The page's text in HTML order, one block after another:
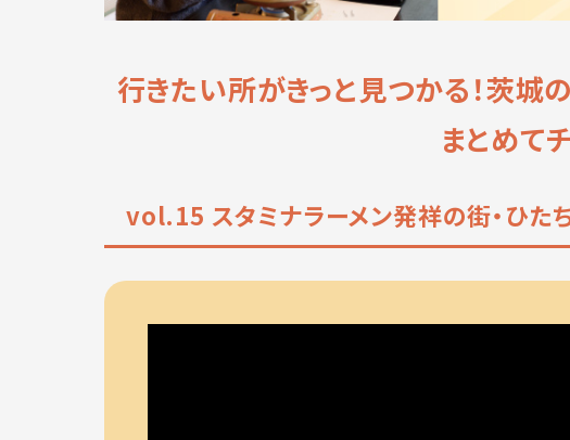
行きたい所がきっと見つかる！茨城
まとめて
vol.15 スタミナラーメン発祥の街・ひた